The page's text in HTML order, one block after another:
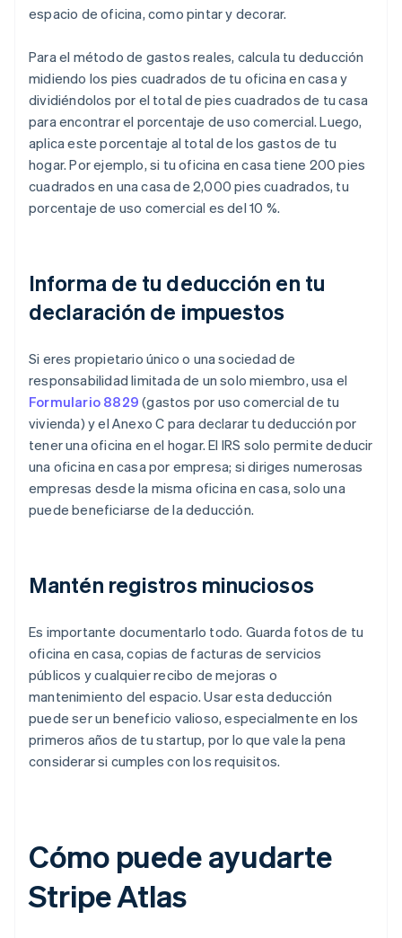
espacio de oficina, como pintar y decorar.
Para el método de gastos reales, calcula tu deducción
midiendo los pies cuadrados de tu oficina en casa y
dividiéndolos por el total de pies cuadrados de tu casa
para encontrar el porcentaje de uso comercial. Luego,
aplica este porcentaje al total de los gastos de tu
hogar. Por ejemplo, si tu oficina en casa tiene 200 pies
cuadrados en una casa de 2,000 pies cuadrados, tu
porcentaje de uso comercial es del 10 %.
Informa de tu deducción en tu
declaración de impuestos
Si eres propietario único o una sociedad de
responsabilidad limitada de un solo miembro, usa el
Formulario 8829 (gastos por uso comercial de tu
vivienda) y el Anexo C para declarar tu deducción por
tener una oficina en el hogar. El IRS solo permite deducir
una oficina en casa por empresa; si diriges numerosas
empresas desde la misma oficina en casa, solo una
puede beneficiarse de la deducción.
Mantén registros minuciosos
Es importante documentarlo todo. Guarda fotos de tu
oficina en casa, copias de facturas de servicios
públicos y cualquier recibo de mejoras o
mantenimiento del espacio. Usar esta deducción
puede ser un beneficio valioso, especialmente en los
primeros años de tu startup, por lo que vale la pena
considerar si cumples con los requisitos.
Cómo puede ayudarte
Stripe Atlas